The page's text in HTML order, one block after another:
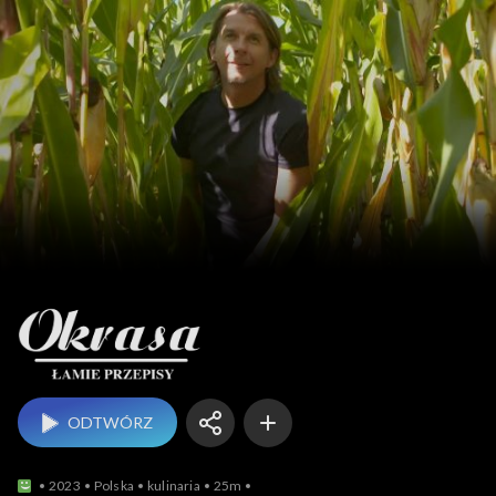
Okrasa łamie przepisy
ODTWÓRZ
2023 Polska kulinaria
25m